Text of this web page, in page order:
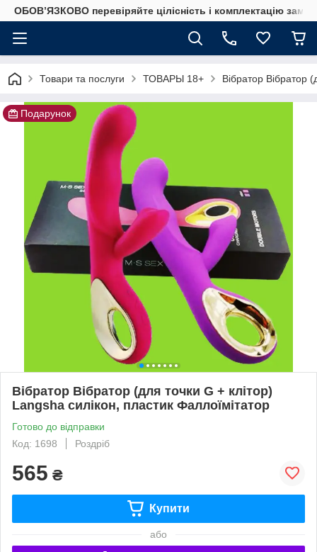
ОБОВ’ЯЗКОВО перевіряйте цілісність і комплектацію
Товари та послуги ТОВАРЫ 18+ Вібратор Вібратор
Подарунок
Вібратор Вібратор (для точки G + клітор)
Langsha силікон, пластик Фаллоїмітатор
Готово до відправки
Код: 1698
Роздріб
565 ₴
Купити
або